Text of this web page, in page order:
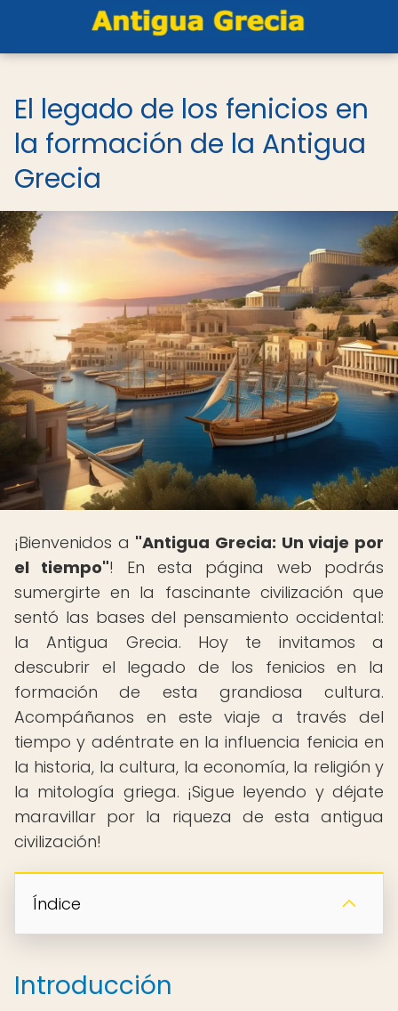
El legado de los fenicios en
la formación de la Antigua
Grecia
¡Bienvenidos a "Antigua Grecia: Un viaje por
el tiempo"! En esta página web podrás
sumergirte en la fascinante civilización que
sentó las bases del pensamiento occidental:
la Antigua Grecia. Hoy te invitamos a
descubrir el legado de los fenicios en la
formación de esta grandiosa cultura.
Acompáñanos en este viaje a través del
tiempo y adéntrate en la influencia fenicia en
la historia, la cultura, la economía, la religión y
la mitología griega. ¡Sigue leyendo y déjate
maravillar por la riqueza de esta antigua
civilización!
Índice
Introducción